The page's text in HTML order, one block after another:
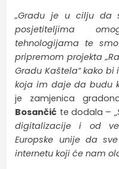
„Gradu je u cilju da
posjetiteljima
tehnologijama te
pripremom projekta
Gradu Kaštela“ kako
koja im daje da budu
je zamjenica
Bosančić te dodala – „
digitalizacije i od
Europske unije da
internetu koji će nam